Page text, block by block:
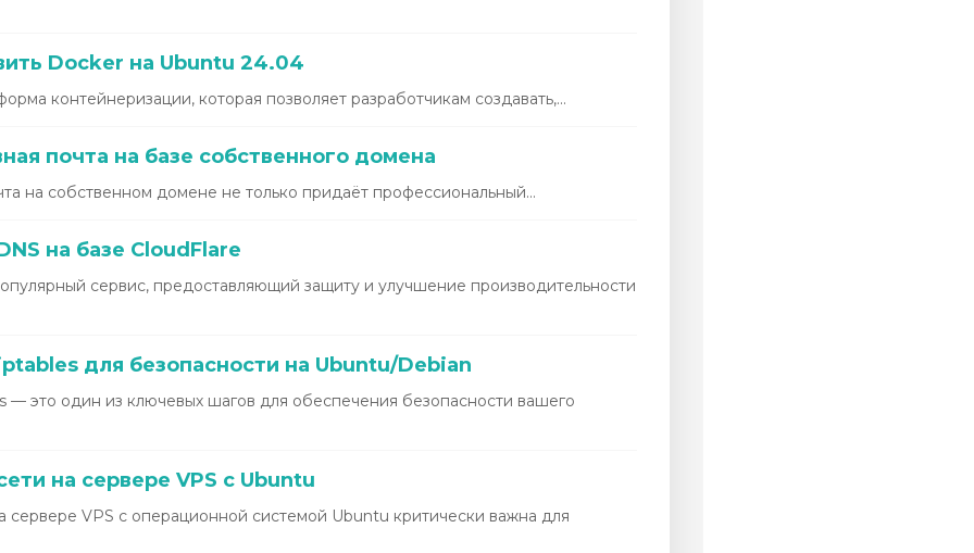
Docker на Ubuntu 24.04
контейнеризации, которая позволяет разработчикам создавать,...
почта на базе собственного домена
на собственном домене не только придаёт профессиональный...
на базе CloudFlare
сервис, предоставляющий защиту и улучшение производительности
для безопасности на Ubuntu/Debian
это один из ключевых шагов для обеспечения безопасности вашего
на сервере VPS с Ubuntu
VPS с операционной системой Ubuntu критически важна для